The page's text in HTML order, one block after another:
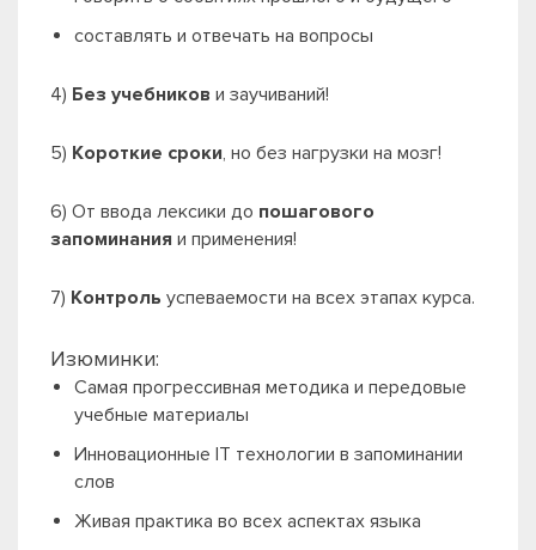
составлять и отвечать на вопросы
4) Без учебников и заучиваний!
5) Короткие сроки, но без нагрузки на мозг!
6) От ввода лексики до пошагового
запоминания и применения!
7) Контроль успеваемости на всех этапах курса.
Изюминки:
Самая прогрессивная методика и передовые
учебные материалы
Инновационные IT технологии в запоминании
слов
Живая практика во всех аспектах языка